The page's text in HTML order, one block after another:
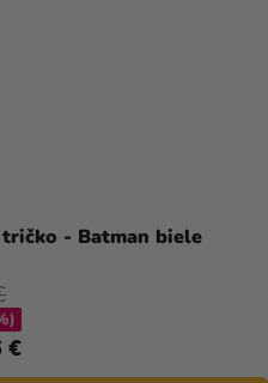
tričko - Batman biele
€